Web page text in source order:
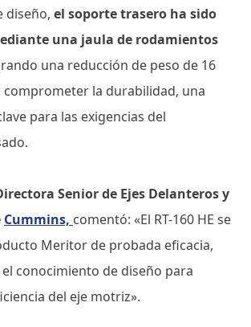
diseño, el soporte trasero ha sido
una jaula de rodamientos
una reducción de peso de 16
la durabilidad, una
para las exigencias del
Senior de Ejes Delanteros y
Cummins, comentó: «El RT-160 HE se
Meritor de probada eficacia,
conocimiento de diseño para
del eje motriz».